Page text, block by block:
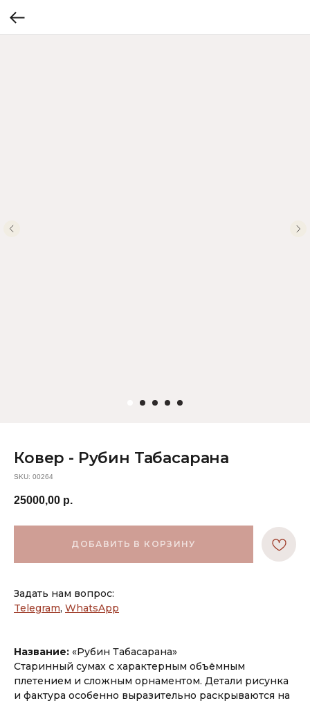
Ковер - Рубин Табасарана
SKU: 00264
25000,00 р.
ДОБАВИТЬ В КОРЗИНУ
Задать нам вопрос:
Telegram, WhatsApp
Название: «Рубин Табасарана»
Старинный сумах с характерным объёмным
плетением и сложным орнаментом. Детали рисунка
и фактура особенно выразительно раскрываются на